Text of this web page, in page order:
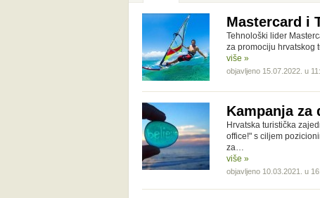
Mastercard i
Tehnološki lider
za promociju hrvatskog
više »
objavljeno 15.07.2022. u
Kampanja za
Hrvatska turistička
office!" s ciljem
za…
više »
objavljeno 10.03.2021. u